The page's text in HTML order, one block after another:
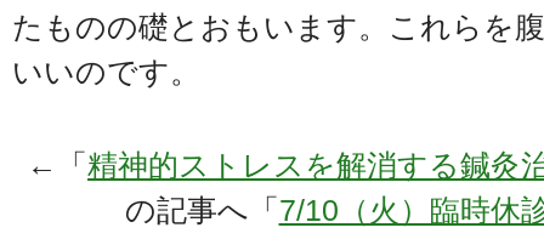
たものの礎とおもいます。これらを
いいのです。
←「 精神的ストレスを解消する鍼灸
の記事へ「 7/10（火）臨時休